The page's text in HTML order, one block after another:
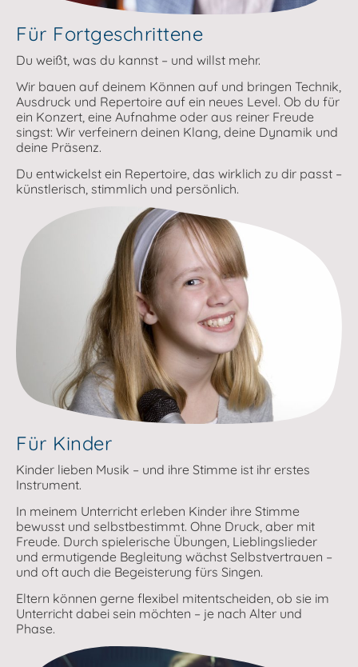
Für Fortgeschrittene
Du weißt, was du kannst – und willst mehr.
Wir bauen auf deinem Können auf und bringen Technik,
Ausdruck und Repertoire auf ein neues Level. Ob du für
ein Konzert, eine Aufnahme oder aus reiner Freude
singst: Wir verfeinern deinen Klang, deine Dynamik und
deine Präsenz.
Du entwickelst ein Repertoire, das wirklich zu dir passt –
künstlerisch, stimmlich und persönlich.
Für Kinder
Kinder lieben Musik – und ihre Stimme ist ihr erstes
Instrument.
In meinem Unterricht erleben Kinder ihre Stimme
bewusst und selbstbestimmt. Ohne Druck, aber mit
Freude. Durch spielerische Übungen, Lieblingslieder
und ermutigende Begleitung wächst Selbstvertrauen –
und oft auch die Begeisterung fürs Singen.
Eltern können gerne flexibel mitentscheiden, ob sie im
Unterricht dabei sein möchten – je nach Alter und
Phase.